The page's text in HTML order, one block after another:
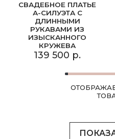
СВАДЕБНОЕ ПЛАТЬЕ
А-СИЛУЭТА С
ДЛИННЫМИ
РУКАВАМИ ИЗ
ИЗЫСКАННОГО
КРУЖЕВА
139 500 р.